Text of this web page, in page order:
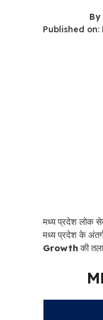
By
Published on:
मध्य प्रदेश लोक
मध्य प्रदेश के
Growthकी